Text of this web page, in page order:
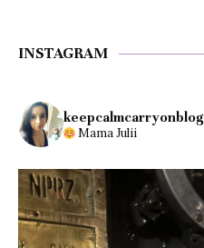
INSTAGRAM
keepcalmcarryonblog
Mama Julii